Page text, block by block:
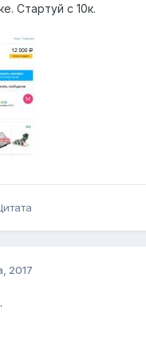
Стартуй с 10к.
2017